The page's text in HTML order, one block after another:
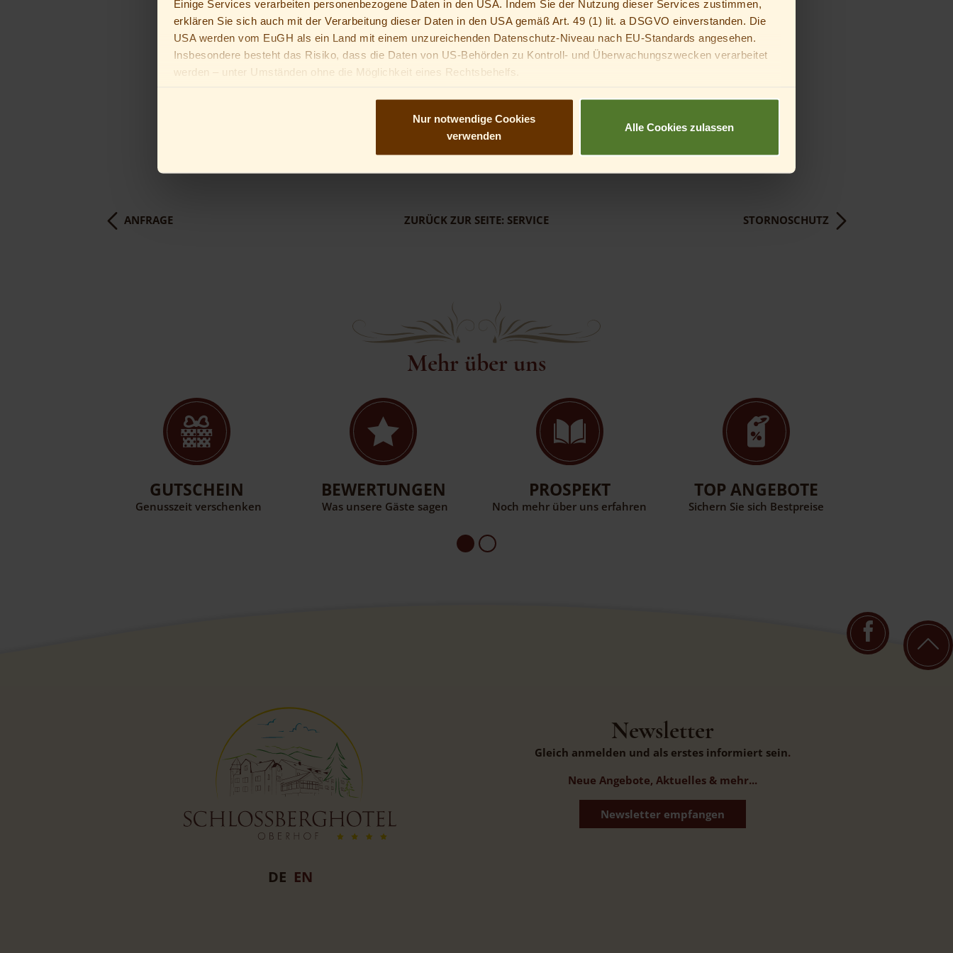
Einige Services verarbeiten personenbezogene Daten in den USA. Indem Sie der Nutzung dieser Services zustimmen,
erklären Sie sich auch mit der Verarbeitung dieser Daten in den USA gemäß Art. 49 (1) lit. a DSGVO einverstanden. Die
USA werden vom EuGH als ein Land mit einem unzureichenden Datenschutz-Niveau nach EU-Standards angesehen.
Insbesondere besteht das Risiko, dass die Daten von US-Behörden zu Kontroll- und Überwachungszwecken verarbeitet
werden – unter Umständen ohne die Möglichkeit eines Rechtsbehelfs.
Nur notwendige Cookies
verwenden
Alle Cookies zulassen
ANFRAGE ZURÜCK ZUR SEITE: SERVICE STORNOSCHUTZ
Mehr über uns
GUTSCHEIN
Genusszeit verschenken
BEWERTUNGEN
Was unsere Gäste sagen
PROSPEKT
Noch mehr über uns erfahren
TOP ANGEBOTE
Sichern Sie sich Bestpreise
Newsletter
Gleich anmelden und als erstes informiert sein.
Neue Angebote, Aktuelles & mehr...
Newsletter empfangen
DE EN